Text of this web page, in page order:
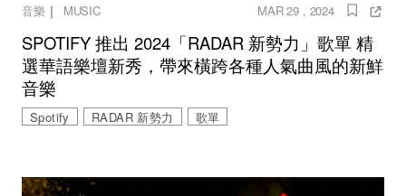
音樂 ｜ MUSIC MAR 29 , 2024
SPOTIFY 推出 2024「RADAR 新勢力」歌單 精
選華語樂壇新秀，帶來橫跨各種人氣曲風的新鮮
音樂
Spotify RADAR 新勢力 歌單